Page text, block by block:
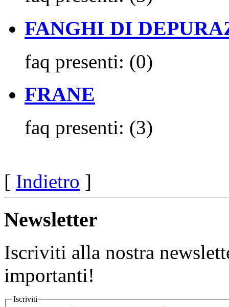
FANGHI DI
faq presenti: (0)
FRANE
faq presenti: (3)
[ Indietro ]
Newsletter
Iscriviti alla nostra
importanti!
Iscriviti